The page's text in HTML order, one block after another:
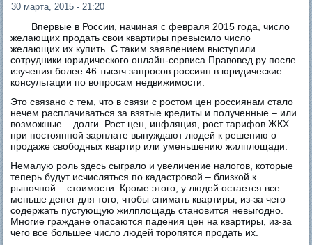
30 марта, 2015 - 21:20
Впервые в России, начиная с февраля 2015 года, число
желающих продать свои квартиры превысило число
желающих их купить. С таким заявлением выступили
сотрудники юридического онлайн-сервиса Правовед.ру после
изучения более 46 тысяч запросов россиян в юридические
консультации по вопросам недвижимости.
Это связано с тем, что в связи с ростом цен россиянам стало
нечем расплачиваться за взятые кредиты и полученные – или
возможные – долги. Рост цен, инфляция, рост тарифов ЖКХ
при постоянной зарплате вынуждают людей к решению о
продаже свободных квартир или уменьшению жилплощади.
Немалую роль здесь сыграло и увеличение налогов, которые
теперь будут исчисляться по кадастровой – близкой к
рыночной – стоимости. Кроме этого, у людей остается все
меньше денег для того, чтобы снимать квартиры, из-за чего
содержать пустующую жилплощадь становится невыгодно.
Многие граждане опасаются падения цен на квартиры, из-за
чего все большее число людей торопятся продать их.